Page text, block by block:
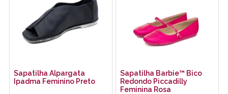
Sapatilha Alpargata
Ipadma Feminino Preto
Sapatilha Barbie™ Bico
Redondo Piccadilly
Feminina Rosa